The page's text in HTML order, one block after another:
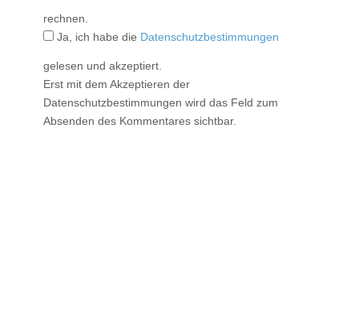
rechnen.
Ja, ich habe die Datenschutzbestimmungen
gelesen und akzeptiert.
Erst mit dem Akzeptieren der
Datenschutzbestimmungen wird das Feld zum
Absenden des Kommentares sichtbar.